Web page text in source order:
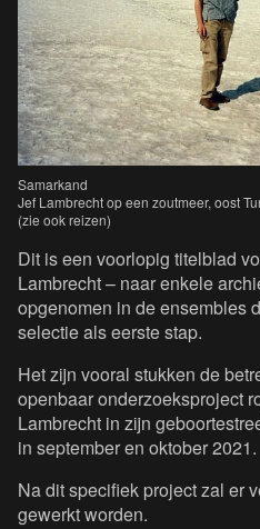
Samarkand
Jef Lambrecht op een zoutmeer, oost
(zie ook reizen)
Dit is een voorlopig titelblad
Lambrecht – naar enkele
opgenomen in de ensembles
selectie als eerste stap.
Het zijn vooral stukken de
openbaar onderzoeksproject
Lambrecht in zijn
in september en oktober 2021.
Na dit specifiek project zal er
gewerkt worden.